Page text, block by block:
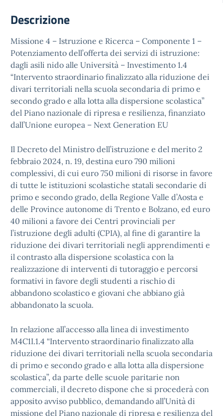
Descrizione
Missione 4 – Istruzione e Ricerca – Componente 1 –
Potenziamento dell’offerta dei servizi di istruzione:
dagli asili nido alle Università – Investimento 1.4
“Intervento straordinario finalizzato alla riduzione dei
divari territoriali nella scuola secondaria di primo e
secondo grado e alla lotta alla dispersione scolastica”
del Piano nazionale di ripresa e resilienza, finanziato
dall’Unione europea – Next Generation EU
Il Decreto del Ministro dell’istruzione e del merito 2
febbraio 2024, n. 19, destina euro 790 milioni
complessivi, di cui euro 750 milioni di risorse in favore
di tutte le istituzioni scolastiche statali secondarie di
primo e secondo grado, della Regione Valle d’Aosta e
delle Province autonome di Trento e Bolzano, ed euro
40 milioni a favore dei Centri provinciali per
l’istruzione degli adulti (CPIA), al fine di garantire la
riduzione dei divari territoriali negli apprendimenti e
il contrasto alla dispersione scolastica con la
realizzazione di interventi di tutoraggio e percorsi
formativi in favore degli studenti a rischio di
abbandono scolastico e giovani che abbiano già
abbandonato la scuola.
In relazione all’accesso alla linea di investimento
M4C1I.1.4 “Intervento straordinario finalizzato alla
riduzione dei divari territoriali nella scuola secondaria
di primo e secondo grado e alla lotta alla dispersione
scolastica”, da parte delle scuole paritarie non
commerciali, il decreto dispone che si procederà con
apposito avviso pubblico, demandando all’Unità di
missione del Piano nazionale di ripresa e resilienza del